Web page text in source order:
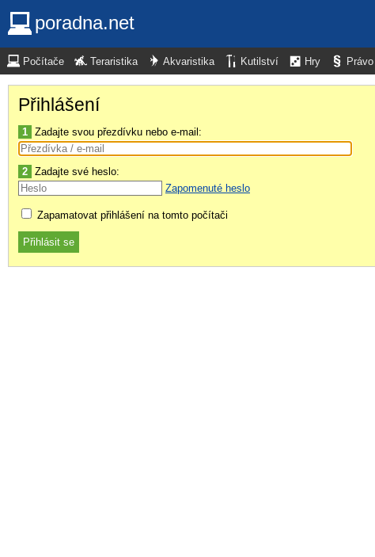
poradna.net
Počítače Teraristika Akvaristika Kutilství Hry Právo
Přihlášení
1 Zadajte svou přezdívku nebo e-mail:
2 Zadajte své heslo:
Zapomenuté heslo
Zapamatovat přihlášení na tomto počítači